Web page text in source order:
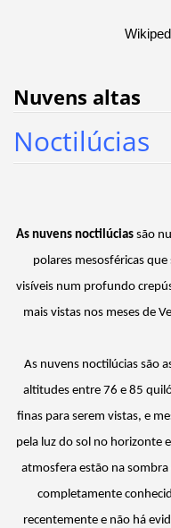
Nuvens altas
Noctilúcias
As nuvens noctilúcias são
polares mesosféricas
visíveis num profundo
mais vistas nos meses de
As nuvens noctilúcias são
altitudes entre 76 e 85
finas para serem vistas, e
pela luz do sol no horizonte
atmosfera estão na sombra
completamente
recentemente e não há